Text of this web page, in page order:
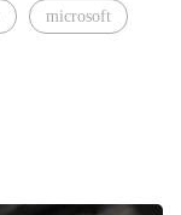
microsoft